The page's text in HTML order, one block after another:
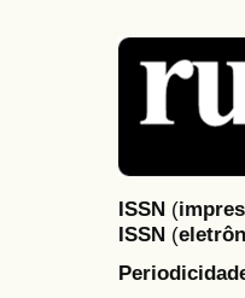
ISSN (
ISSN (